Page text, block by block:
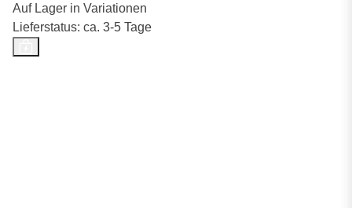
Auf Lager in Variationen
Lieferstatus: ca. 3-5 Tage